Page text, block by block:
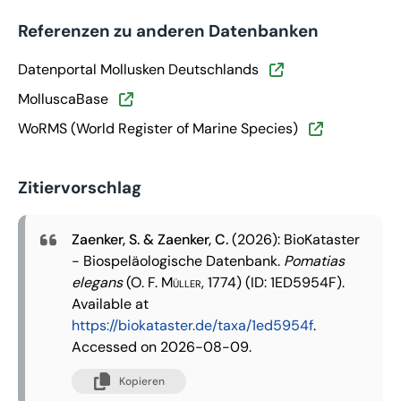
Referenzen zu anderen Datenbanken
Datenportal Mollusken Deutschlands
MolluscaBase
WoRMS (World Register of Marine Species)
Zitiervorschlag
Zaenker, S. & Zaenker, C.(2026): BioKataster
- Biospeläologische Datenbank. Pomatias
elegans(O. F. Müller, 1774)(ID: 1ED5954F).
Available at
https://biokataster.de/taxa/1ed5954f.
Accessed on 2026-08-09.
Kopieren